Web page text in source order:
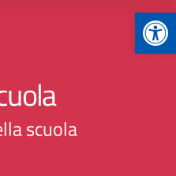
scuola